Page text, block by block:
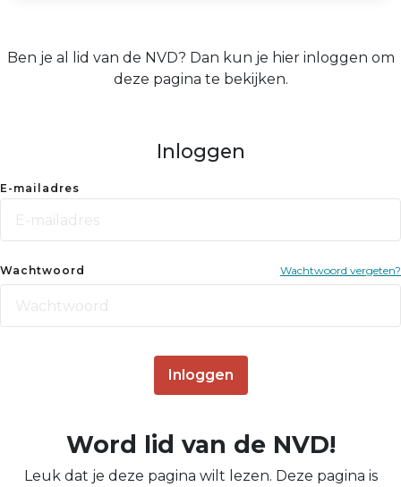
Ben je al lid van de NVD? Dan kun je hier inloggen om
deze pagina te bekijken.
Inloggen
E-mailadres
Wachtwoord Wachtwoord vergeten?
Inloggen
Word lid van de NVD!
Leuk dat je deze pagina wilt lezen. Deze pagina is